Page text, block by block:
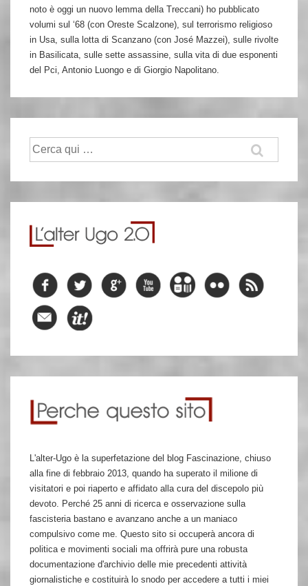
noto è oggi un nuovo lemma della Treccani) ho pubblicato
volumi sul ‘68 (con Oreste Scalzone), sul terrorismo religioso
in Usa, sulla lotta di Scanzano (con José Mazzei), sulle rivolte
in Basilicata, sulle sette assassine, sulla vita di due esponenti
del Pci, Antonio Luongo e di Giorgio Napolitano.
Cerca:
L'alter-Ugo è la superfetazione del blog Fascinazione, chiuso
alla fine di febbraio 2013, quando ha superato il milione di
visitatori e poi riaperto e affidato alla cura del discepolo più
devoto. Perché 25 anni di ricerca e osservazione sulla
fascisteria bastano e avanzano anche a un maniaco
compulsivo come me. Questo sito si occuperà ancora di
politica e movimenti sociali ma offrirà pure una robusta
documentazione d'archivio delle mie precedenti attività
giornalistiche e costituirà lo snodo per accedere a tutti i miei